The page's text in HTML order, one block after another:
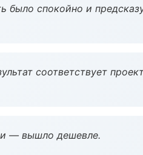
было спокойно и
соответствует
— вышло дешевле.